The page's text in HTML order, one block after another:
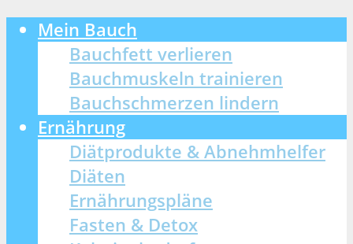
Mein Bauch
Bauchfett verlieren
Bauchmuskeln trainieren
Bauchschmerzen lindern
Ernährung
Diätprodukte & Abnehmhelfer
Diäten
Ernährungspläne
Fasten & Detox